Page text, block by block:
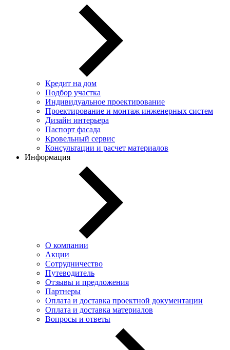
Кредит на дом
Подбор участка
Индивидуальное проектирование
Проектирование и монтаж инженерных систем
Дизайн интерьера
Паспорт фасада
Кровельный сервис
Консультации и расчет материалов
Информация
О компании
Акции
Сотрудничество
Путеводитель
Отзывы и предложения
Партнеры
Оплата и доставка проектной документации
Оплата и доставка материалов
Вопросы и ответы